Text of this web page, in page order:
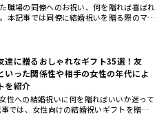
職場の同僚へのお祝い、何を贈れば喜ばれ
本記事では同僚に結婚祝いを贈る際のマナ
達に贈るおしゃれなギフト35選！友
いった関係性や相手の女性の年代によ
を紹介
性への結婚祝いに何を贈ればいいか迷って
では、女性向けの結婚祝いギフトを贈る
僚・先輩/上司・後輩/部下）と、年代別